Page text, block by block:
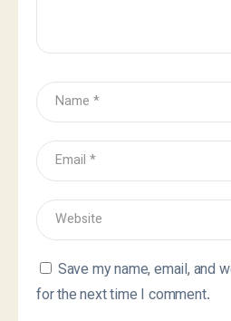
Save my name, email, and
for the next time I comment.